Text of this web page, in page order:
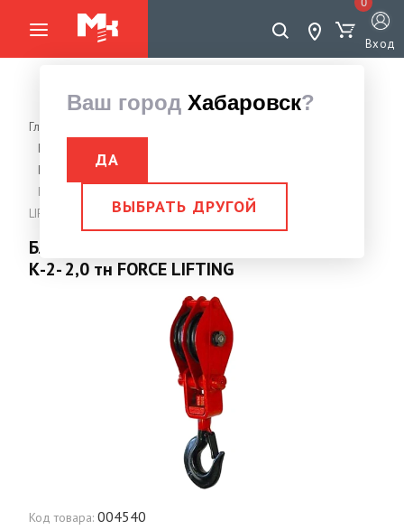
Ваш город Хабаровск?
ДА
ВЫБРАТЬ ДРУГОЙ
Вход
Главная страница
Блок монтажный двухрольный, трехрольный
Блок двухрольный
Блок монтажный двухрольный с крюком К-2- 2,0 тн FORCE
LIFTING
Блок монтажный двухрольный с крюком
К-2- 2,0 тн FORCE LIFTING
Код товара: 004540